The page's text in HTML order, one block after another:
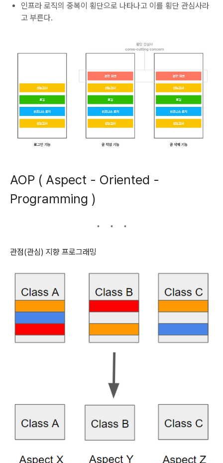
인프라 로직의 중복이 횡단으로 나타나고 이를 횡단 관심사라
고 부른다.
AOP ( Aspect - Oriented -
Programming )
관점(관심) 지향 프로그래밍